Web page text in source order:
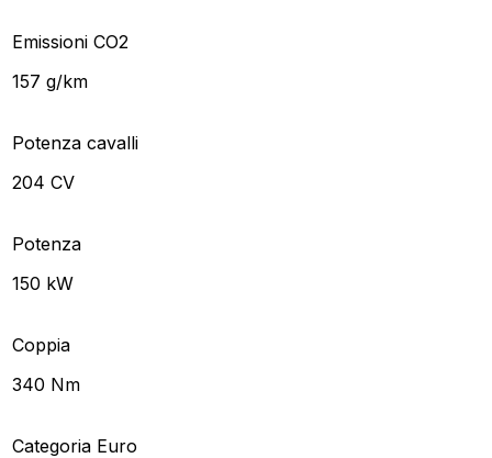
Emissioni CO2
157 g/km
Potenza cavalli
204 CV
Potenza
150 kW
Coppia
340 Nm
Categoria Euro